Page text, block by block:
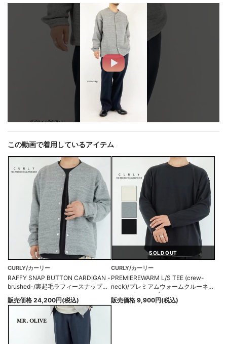
この動画で着用しているアイテム
CURLY/カーリー
RAFFY SNAP BUTTON CARDIGAN -
brushed-/裏起毛ラフィースナップボ
タンカーディガン
販売価格 24,200円(税込)
SOLD OUT
CURLY/カーリー
PREMIEREWARM L/S TEE (crew-
neck)/プレミアムウォームクルーネッ
クロングスリーブTシャツ
販売価格 9,900円(税込)